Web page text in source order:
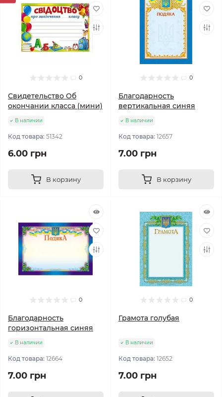
0
Свидетельство Об
окончании класса (мини)
В наличии
Код товара: 51342
6.00 грн
В корзину
0
Благодарность
вертикальная синяя
В наличии
Код товара: 12657
7.00 грн
В корзину
0
Благодарность
горизонтальная синяя
В наличии
Код товара: 12664
7.00 грн
0
Грамота голубая
В наличии
Код товара: 12652
7.00 грн